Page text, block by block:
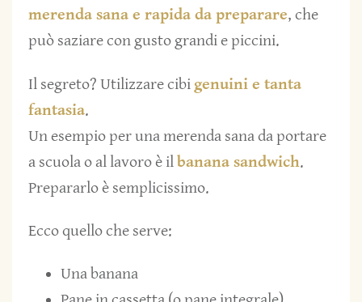
merenda sana e rapida da preparare, che
può saziare con gusto grandi e piccini.
Il segreto? Utilizzare cibi genuini e tanta
fantasia.
Un esempio per una merenda sana da portare
a scuola o al lavoro è ilbanana sandwich.
Prepararlo è semplicissimo.
Ecco quello che serve:
Una banana